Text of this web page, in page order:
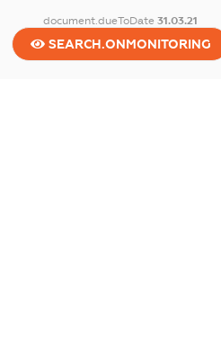
document.dueToDate31.03.21
SEARCH.ONMONITORING